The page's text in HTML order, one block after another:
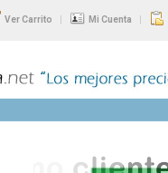
Ver Carrito | Mi Cuenta |